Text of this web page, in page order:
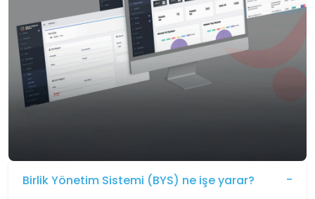
Birlik Yönetim Sistemi (BYS) ne işe yarar?